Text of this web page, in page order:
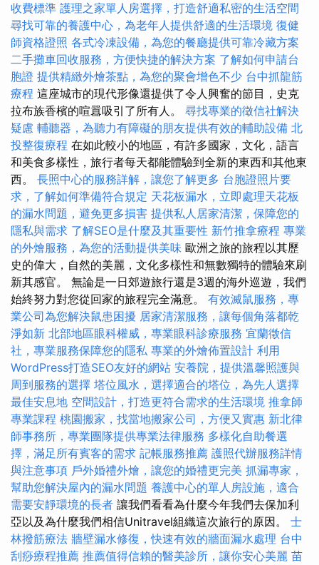
收費標準 護理之家單人房選擇，打造舒適私密的生活空間
尋找可靠的養護中心，為老年人提供舒適的生活環境 復健
師資格證照 各式冷凍設備，為您的餐廳提供可靠冷藏方案
二手攤車回收服務，方便快捷的解決方案 了解如何申請台
胞證 提供精緻外燴茶點，為您的聚會增色不少 台中抓龍筋
療程 這座城市的現代形像還提供了令人興奮的節目，史克
拉布族香檳的喧囂吸引了所有人。 尋找專業的徵信社解決
疑慮 輔聽器，為聽力有障礙的朋友提供有效的輔助設備 北
投整復療程 在如此較小的地區，有許多國家，文化，語言
和美食多樣性，旅行者每天都能體驗到全新的東西和其他東
西。 長照中心的服務詳解，讓您了解更多 台胞證照片要
求，了解如何準備符合規定 天花板漏水，立即處理天花板
的漏水問題，避免更多損害 提供私人居家清潔，保障您的
隱私與需求 了解SEO是什麼及其重要性 新竹推拿療程 專業
的外燴服務，為您的活動提供美味 歐洲之旅的旅程以其歷
史的偉大，自然的美麗，文化多樣性和無數獨特的體驗來刷
新其感官。 無論是一日郊遊旅行還是3週的海外巡遊，我們
始終努力對您從回家的旅程完全滿意。 有效滅鼠服務，專
業公司為您解決鼠患困擾 居家清潔服務，讓每個角落都乾
淨如新 北部地區眼科權威，專業眼科診療服務 宜蘭徵信
社，專業服務保障您的隱私 專業的外燴佈置設計 利用
WordPress打造SEO友好的網站 安養院，提供溫馨照護與
周到服務的選擇 塔位風水，選擇適合的塔位，為先人選擇
最佳安息地 空間設計，打造更符合需求的生活環境 推拿師
專業課程 桃園搬家，找當地搬家公司，方便又實惠 新北律
師事務所，專業團隊提供專業法律服務 多樣化自助餐選
擇，滿足所有賓客的需求 記帳服務推薦 護照代辦服務詳情
與注意事項 戶外婚禮外燴，讓您的婚禮更完美 抓漏專家，
幫助您解決屋內的漏水問題 養護中心的單人房設施，適合
需要安靜環境的長者 讓我們看看為什麼今年我們去保加利
亞以及為什麼我們相信Unitravel組織這次旅行的原因。 士
林撥筋療法 牆壁漏水修復，快速有效的牆面漏水處理 台中
刮痧療程推薦 推薦值得信賴的醫美診所，讓你安心美麗 苗